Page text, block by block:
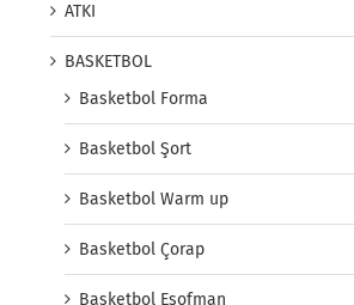
ATKI
BASKETBOL
Basketbol Forma
Basketbol Şort
Basketbol Warm up
Basketbol Çorap
Basketbol Eşofman